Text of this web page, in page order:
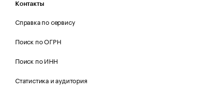
Контакты
Справка по сервису
Поиск по ОГРН
Поиск по ИНН
Статистика и аудитория